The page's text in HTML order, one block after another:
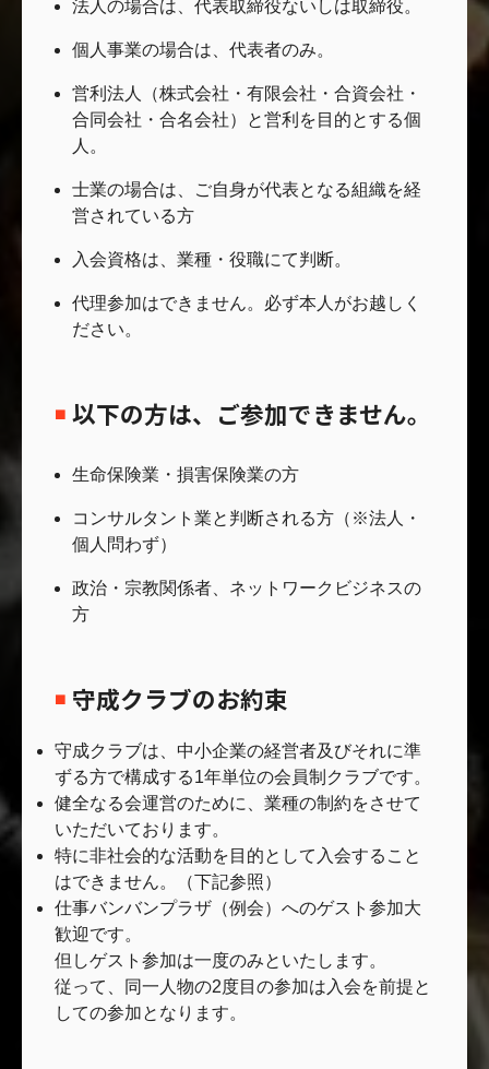
法人の場合は、代表取締役ないしは取締役。
個人事業の場合は、代表者のみ。
営利法人（株式会社・有限会社・合資会社・
合同会社・合名会社）と営利を目的とする個
人。
士業の場合は、ご自身が代表となる組織を経
営されている方
入会資格は、業種・役職にて判断。
代理参加はできません。必ず本人がお越しく
ださい。
以下の方は、ご参加できません。
生命保険業・損害保険業の方
コンサルタント業と判断される方（※法人・
個人問わず）
政治・宗教関係者、ネットワークビジネスの
方
守成クラブのお約束
守成クラブは、中小企業の経営者及びそれに準
ずる方で構成する1年単位の会員制クラブです。
健全なる会運営のために、業種の制約をさせて
いただいております。
特に非社会的な活動を目的として入会すること
はできません。（下記参照）
仕事バンバンプラザ（例会）へのゲスト参加大
歓迎です。
但しゲスト参加は一度のみといたします。
従って、同一人物の2度目の参加は入会を前提と
しての参加となります。